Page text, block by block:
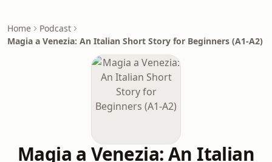
Home
Podcast
Magia a Venezia: An Italian Short Story for Beginners (A1-A2)
Magia a Venezia: An Italian